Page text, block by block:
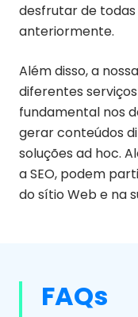
desfrutar de
anteriormente.
Além disso, a
diferentes
fundamental nos
gerar conteúdos
soluções ad hoc.
a SEO, podem
do sítio Web e na
FAQs